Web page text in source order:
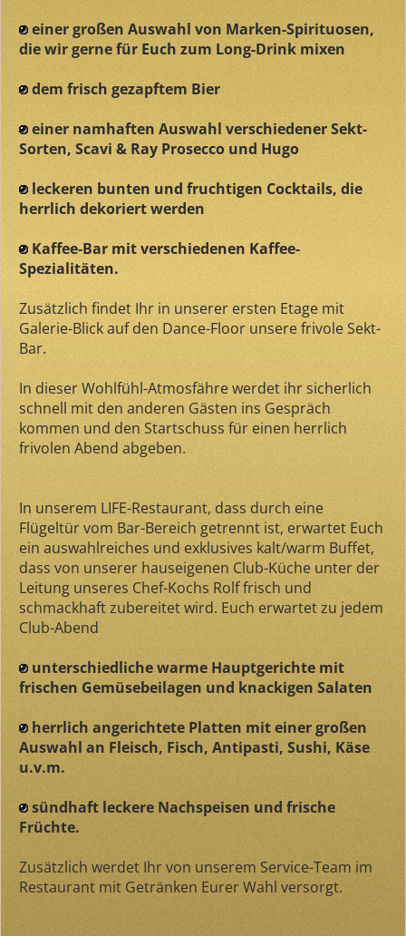
einer großen Auswahl von Marken-Spirituosen,
die wir gerne für Euch zum Long-Drink mixen
dem frisch gezapftem Bier
einer namhaften Auswahl verschiedener Sekt-
Sorten, Scavi & Ray Prosecco und Hugo
leckeren bunten und fruchtigen Cocktails, die
herrlich dekoriert werden
Kaffee-Bar mit verschiedenen Kaffee-
Spezialitäten.
Zusätzlich findet Ihr in unserer ersten Etage mit
Galerie-Blick auf den Dance-Floor unsere frivole Sekt-
Bar.
In dieser Wohlfühl-Atmosfähre werdet ihr sicherlich
schnell mit den anderen Gästen ins Gespräch
kommen und den Startschuss für einen herrlich
frivolen Abend abgeben.
In unserem LIFE-Restaurant, dass durch eine
Flügeltür vom Bar-Bereich getrennt ist, erwartet Euch
ein auswahlreiches und exklusives kalt/warm Buffet,
dass von unserer hauseigenen Club-Küche unter der
Leitung unseres Chef-Kochs Rolf frisch und
schmackhaft zubereitet wird. Euch erwartet zu jedem
Club-Abend
unterschiedliche warme Hauptgerichte mit
frischen Gemüsebeilagen und knackigen Salaten
herrlich angerichtete Platten mit einer großen
Auswahl an Fleisch, Fisch, Antipasti, Sushi, Käse
u.v.m.
sündhaft leckere Nachspeisen und frische
Früchte.
Zusätzlich werdet Ihr von unserem Service-Team im
Restaurant mit Getränken Eurer Wahl versorgt.